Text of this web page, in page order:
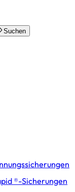
Suchen
®-Sicherungen